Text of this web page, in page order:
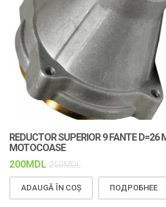
REDUCTOR SUPERIOR 9 FANTE D=26
MOTOCOASE
200MDL 250MDL
ADAUGĂ ÎN COȘ ПОДРОБНЕЕ